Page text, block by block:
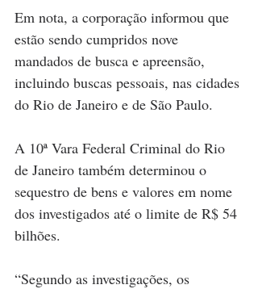
Em nota, a corporação informou que
estão sendo cumpridos nove
mandados de busca e apreensão,
incluindo buscas pessoais, nas cidades
do Rio de Janeiro e de São Paulo.
A 10ª Vara Federal Criminal do Rio
de Janeiro também determinou o
sequestro de bens e valores em nome
dos investigados até o limite de R$ 54
bilhões.
“Segundo as investigações, os